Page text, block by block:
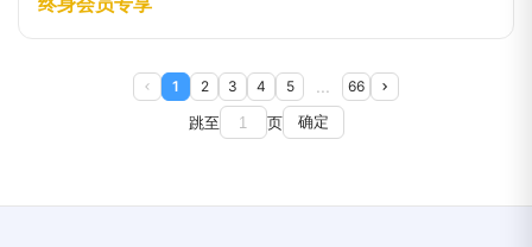
1 2 3 4 5 ... 66
跳至 页 确定